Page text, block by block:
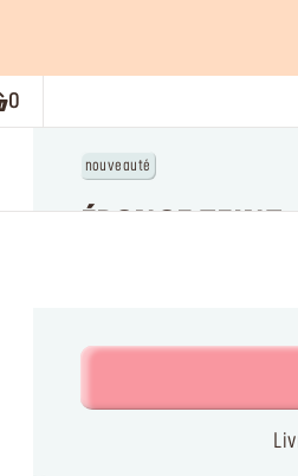
Panier. Le nombre actuel d'éléments
0
nouveauté